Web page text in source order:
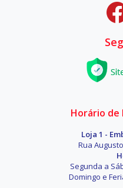
Horário de
Loja 1 -
Rua
Segunda a
Domingo e